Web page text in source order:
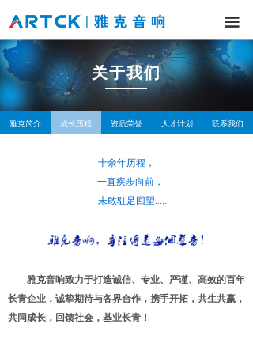
끀
网站首页
产品中心
解决方案
工程案例
关于我们
关于我们
雅克简介 成长历程 资质荣誉 人才计划 联系我们
十余年历程，
一直疾步向前，
未敢驻足回望......
雅克音响致力于打造诚信、专业、严谨、高效的百年
长青企业，诚挚期待与各界合作，携手开拓，共生共赢，
共同成长，回馈社会，基业长青！